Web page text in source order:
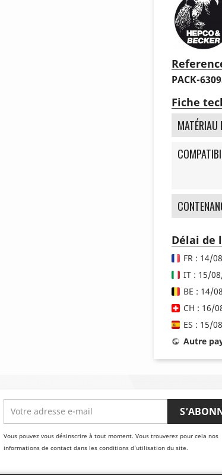
PACK-
Fiche
MATÉRIAU
Délai de
FR : 14/
IT : 15/
BE : 14/
CH : 16/
ES : 15/
Autre
Vous pouvez vous désinscrire à tout moment. Vous trouverez pour cela nos
informations de contact dans les conditions d'utilisation du site.